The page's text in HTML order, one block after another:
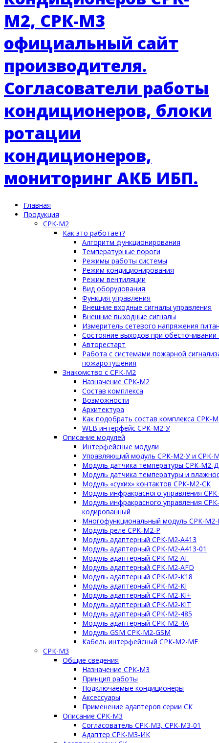
Главная
Продукция
СРК-М2
Как это работает?
Алгоритм функционирования
Температурные пороги
Режимы работы системы
Режим кондиционирования
Режим вентиляции
Вид оборудования
Функция управления
Внешние входные сигналы управления
Внешние выходные сигналы
Измеритель сетевого напряжения
Состояние выходов при
Авторестарт
Работа с системами пожарной
пожаротушения
Знакомство с СРК-М2
Назначение СРК-М2
Состав комплекса
Возможности
Архитектура
Как подобрать состав комплекса СРК-
WEB интерфейс СРК-М2-У
Описание модулей
Интерфейсные модули
Управляющий модуль СРК-М2-У и СРК-
Модуль датчика температуры СРК-М2-
Модуль датчика температуры и
Модуль «сухих» контактов СРК-М2-СК
Модуль инфракрасного управления
Модуль инфракрасного управления
кодированный
Многофункциональный модуль СРК-
Модуль реле СРК-М2-Р
Модуль адаптерный СРК-М2-А413
Модуль адаптерный СРК-М2-А413-01
Модуль адаптерный СРК-М2-AF
Модуль адаптерный СРК-М2-AFD
Модуль адаптерный СРК-М2-К18
Модуль адаптерный СРК-М2-KI
Модуль адаптерный СРК-М2-KI+
Модуль адаптерный СРК-М2-KIT
Модуль адаптерный СРК-М2-485
Модуль адаптерный СРК-М2-4A
Модуль GSM СРК-М2-GSM
Кабель интерфейсный СРК-М2-ME
СРК-М3
Общие сведения
Назначение СРК-М3
Принцип работы
Подключаемые кондиционеры
Аксессуары
Применение адаптеров серии СК
Описание СРК-М3
Согласователь СРК-М3, СРК-М3-01
Адаптер СРК-М3-ИК